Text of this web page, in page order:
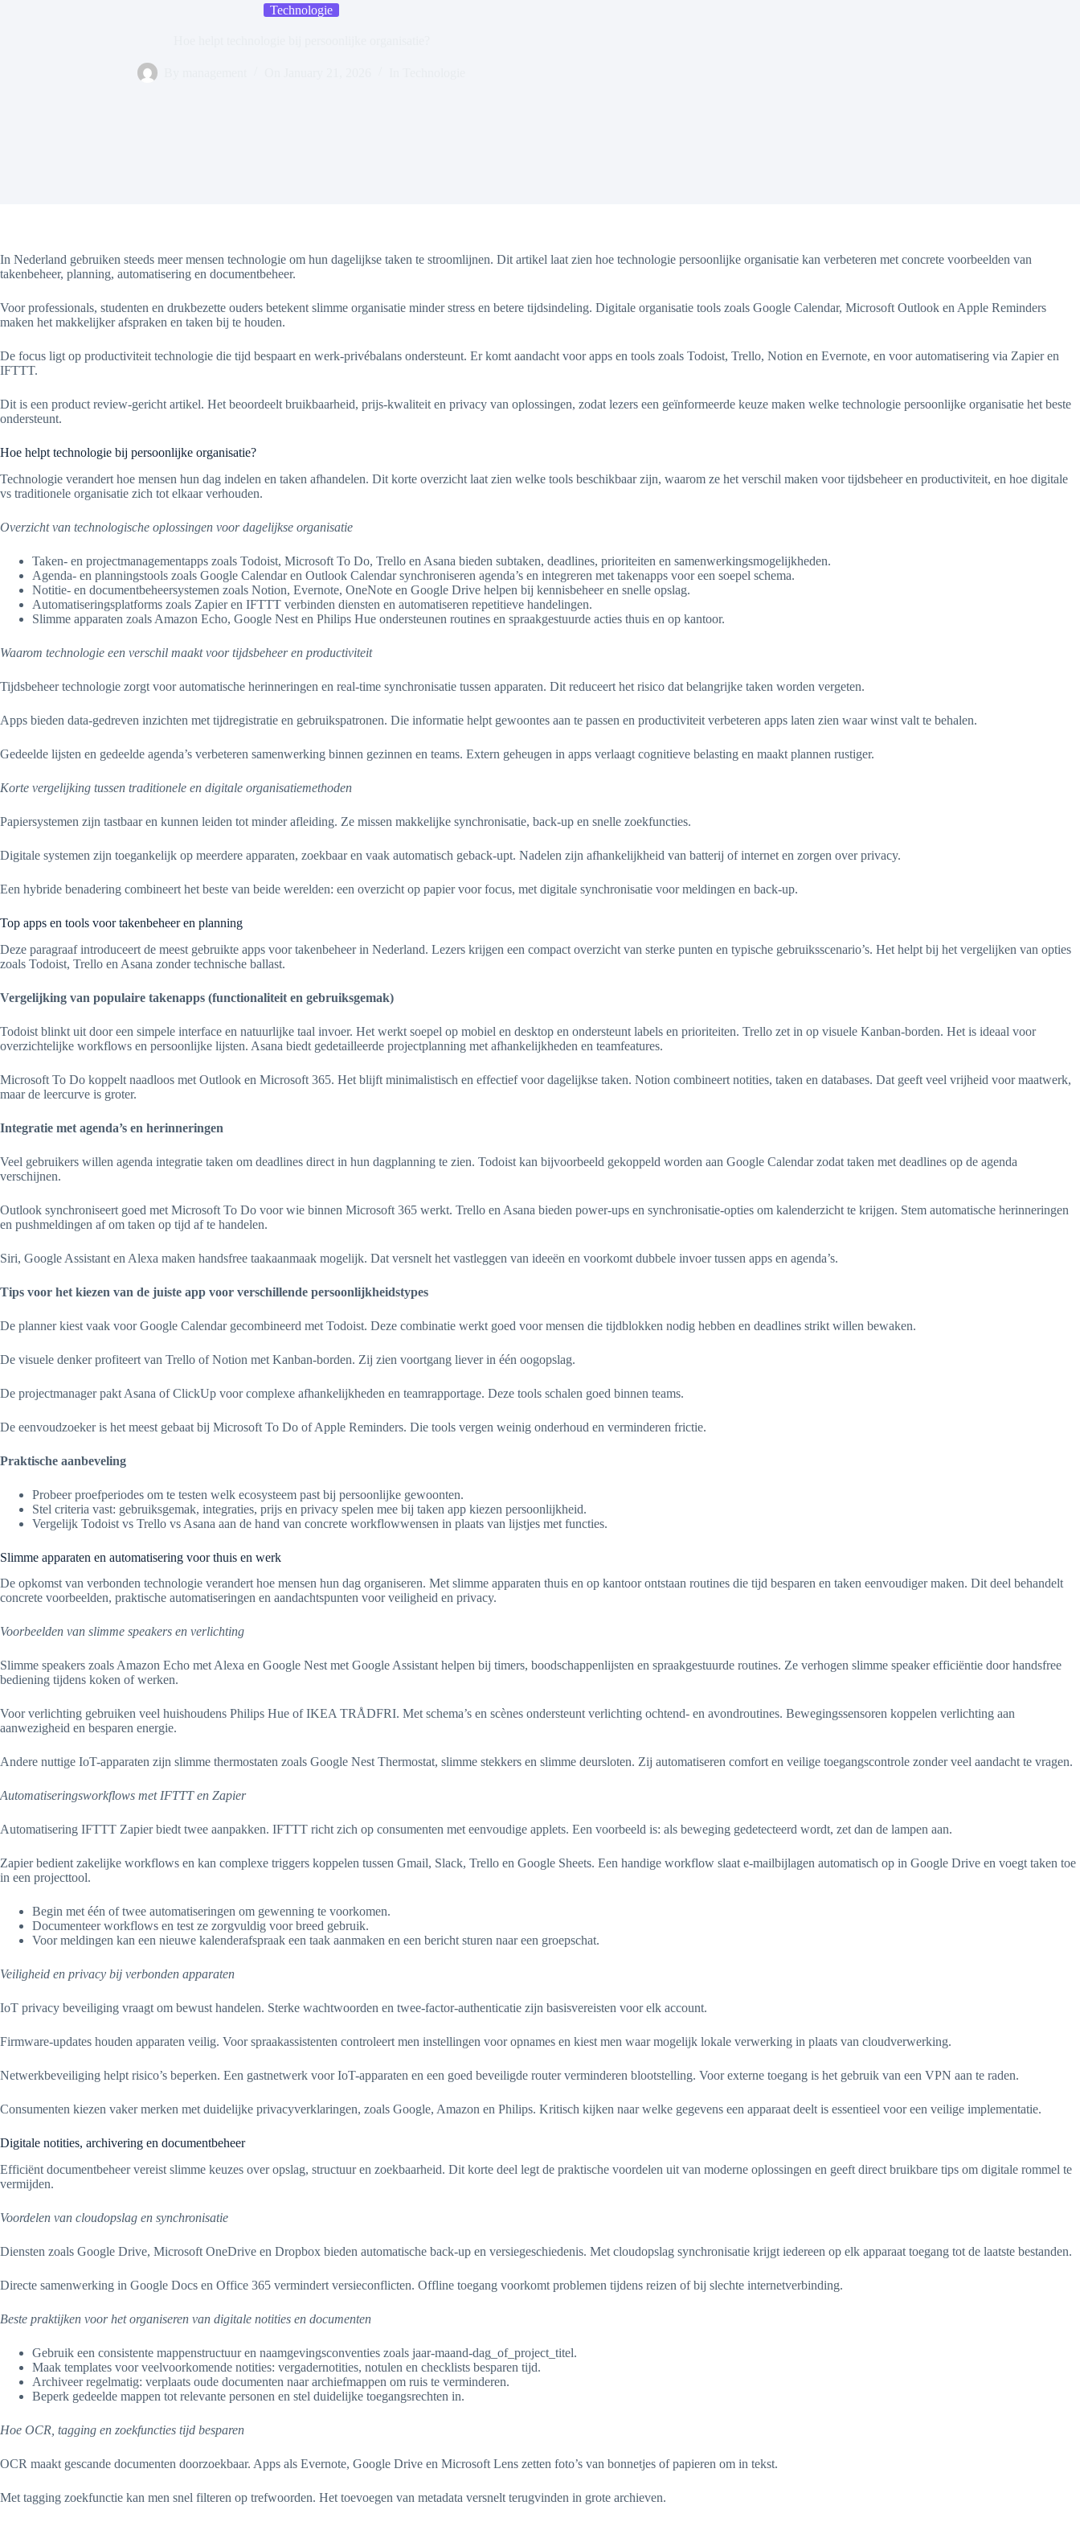
Technologie
In Nederland gebruiken steeds meer mensen technologie om hun dagelijkse taken te stroomlijnen. Dit artikel laat zien hoe technologie persoonlijke organisatie kan verbeteren met concrete voorbeelden van
takenbeheer, planning, automatisering en documentbeheer.
Voor professionals, studenten en drukbezette ouders betekent slimme organisatie minder stress en betere tijdsindeling. Digitale organisatie tools zoals Google Calendar, Microsoft Outlook en Apple Reminders
maken het makkelijker afspraken en taken bij te houden.
De focus ligt op productiviteit technologie die tijd bespaart en werk-privébalans ondersteunt. Er komt aandacht voor apps en tools zoals Todoist, Trello, Notion en Evernote, en voor automatisering via Zapier en
IFTTT.
Dit is een product review-gericht artikel. Het beoordeelt bruikbaarheid, prijs-kwaliteit en privacy van oplossingen, zodat lezers een geïnformeerde keuze maken welke technologie persoonlijke organisatie het beste
ondersteunt.
Hoe helpt technologie bij persoonlijke organisatie?
Technologie verandert hoe mensen hun dag indelen en taken afhandelen. Dit korte overzicht laat zien welke tools beschikbaar zijn, waarom ze het verschil maken voor tijdsbeheer en productiviteit, en hoe digitale
vs traditionele organisatie zich tot elkaar verhouden.
Overzicht van technologische oplossingen voor dagelijkse organisatie
Taken- en projectmanagementapps zoals Todoist, Microsoft To Do, Trello en Asana bieden subtaken, deadlines, prioriteiten en samenwerkingsmogelijkheden.
Agenda- en planningstools zoals Google Calendar en Outlook Calendar synchroniseren agenda’s en integreren met takenapps voor een soepel schema.
Notitie- en documentbeheersystemen zoals Notion, Evernote, OneNote en Google Drive helpen bij kennisbeheer en snelle opslag.
Automatiseringsplatforms zoals Zapier en IFTTT verbinden diensten en automatiseren repetitieve handelingen.
Slimme apparaten zoals Amazon Echo, Google Nest en Philips Hue ondersteunen routines en spraakgestuurde acties thuis en op kantoor.
Waarom technologie een verschil maakt voor tijdsbeheer en productiviteit
Tijdsbeheer technologie zorgt voor automatische herinneringen en real-time synchronisatie tussen apparaten. Dit reduceert het risico dat belangrijke taken worden vergeten.
Apps bieden data-gedreven inzichten met tijdregistratie en gebruikspatronen. Die informatie helpt gewoontes aan te passen en productiviteit verbeteren apps laten zien waar winst valt te behalen.
Gedeelde lijsten en gedeelde agenda’s verbeteren samenwerking binnen gezinnen en teams. Extern geheugen in apps verlaagt cognitieve belasting en maakt plannen rustiger.
Korte vergelijking tussen traditionele en digitale organisatiemethoden
Papiersystemen zijn tastbaar en kunnen leiden tot minder afleiding. Ze missen makkelijke synchronisatie, back-up en snelle zoekfuncties.
Digitale systemen zijn toegankelijk op meerdere apparaten, zoekbaar en vaak automatisch geback-upt. Nadelen zijn afhankelijkheid van batterij of internet en zorgen over privacy.
Een hybride benadering combineert het beste van beide werelden: een overzicht op papier voor focus, met digitale synchronisatie voor meldingen en back-up.
Top apps en tools voor takenbeheer en planning
Deze paragraaf introduceert de meest gebruikte apps voor takenbeheer in Nederland. Lezers krijgen een compact overzicht van sterke punten en typische gebruiksscenario’s. Het helpt bij het vergelijken van opties
zoals Todoist, Trello en Asana zonder technische ballast.
Vergelijking van populaire takenapps (functionaliteit en gebruiksgemak)
Todoist blinkt uit door een simpele interface en natuurlijke taal invoer. Het werkt soepel op mobiel en desktop en ondersteunt labels en prioriteiten. Trello zet in op visuele Kanban-borden. Het is ideaal voor
overzichtelijke workflows en persoonlijke lijsten. Asana biedt gedetailleerde projectplanning met afhankelijkheden en teamfeatures.
Microsoft To Do koppelt naadloos met Outlook en Microsoft 365. Het blijft minimalistisch en effectief voor dagelijkse taken. Notion combineert notities, taken en databases. Dat geeft veel vrijheid voor maatwerk,
maar de leercurve is groter.
Integratie met agenda’s en herinneringen
Veel gebruikers willen agenda integratie taken om deadlines direct in hun dagplanning te zien. Todoist kan bijvoorbeeld gekoppeld worden aan Google Calendar zodat taken met deadlines op de agenda
verschijnen.
Outlook synchroniseert goed met Microsoft To Do voor wie binnen Microsoft 365 werkt. Trello en Asana bieden power-ups en synchronisatie-opties om kalenderzicht te krijgen. Stem automatische herinneringen
en pushmeldingen af om taken op tijd af te handelen.
Siri, Google Assistant en Alexa maken handsfree taakaanmaak mogelijk. Dat versnelt het vastleggen van ideeën en voorkomt dubbele invoer tussen apps en agenda’s.
Tips voor het kiezen van de juiste app voor verschillende persoonlijkheidstypes
De planner kiest vaak voor Google Calendar gecombineerd met Todoist. Deze combinatie werkt goed voor mensen die tijdblokken nodig hebben en deadlines strikt willen bewaken.
De visuele denker profiteert van Trello of Notion met Kanban-borden. Zij zien voortgang liever in één oogopslag.
De projectmanager pakt Asana of ClickUp voor complexe afhankelijkheden en teamrapportage. Deze tools schalen goed binnen teams.
De eenvoudzoeker is het meest gebaat bij Microsoft To Do of Apple Reminders. Die tools vergen weinig onderhoud en verminderen frictie.
Praktische aanbeveling
Probeer proefperiodes om te testen welk ecosysteem past bij persoonlijke gewoonten.
Stel criteria vast: gebruiksgemak, integraties, prijs en privacy spelen mee bij taken app kiezen persoonlijkheid.
Vergelijk Todoist vs Trello vs Asana aan de hand van concrete workflowwensen in plaats van lijstjes met functies.
Slimme apparaten en automatisering voor thuis en werk
De opkomst van verbonden technologie verandert hoe mensen hun dag organiseren. Met slimme apparaten thuis en op kantoor ontstaan routines die tijd besparen en taken eenvoudiger maken. Dit deel behandelt
concrete voorbeelden, praktische automatiseringen en aandachtspunten voor veiligheid en privacy.
Voorbeelden van slimme speakers en verlichting
Slimme speakers zoals Amazon Echo met Alexa en Google Nest met Google Assistant helpen bij timers, boodschappenlijsten en spraakgestuurde routines. Ze verhogen slimme speaker efficiëntie door handsfree
bediening tijdens koken of werken.
Voor verlichting gebruiken veel huishoudens Philips Hue of IKEA TRÅDFRI. Met schema’s en scènes ondersteunt verlichting ochtend- en avondroutines. Bewegingssensoren koppelen verlichting aan
aanwezigheid en besparen energie.
Andere nuttige IoT-apparaten zijn slimme thermostaten zoals Google Nest Thermostat, slimme stekkers en slimme deursloten. Zij automatiseren comfort en veilige toegangscontrole zonder veel aandacht te vragen.
Automatiseringsworkflows met IFTTT en Zapier
Automatisering IFTTT Zapier biedt twee aanpakken. IFTTT richt zich op consumenten met eenvoudige applets. Een voorbeeld is: als beweging gedetecteerd wordt, zet dan de lampen aan.
Zapier bedient zakelijke workflows en kan complexe triggers koppelen tussen Gmail, Slack, Trello en Google Sheets. Een handige workflow slaat e-mailbijlagen automatisch op in Google Drive en voegt taken toe
in een projecttool.
Begin met één of twee automatiseringen om gewenning te voorkomen.
Documenteer workflows en test ze zorgvuldig voor breed gebruik.
Voor meldingen kan een nieuwe kalenderafspraak een taak aanmaken en een bericht sturen naar een groepschat.
Veiligheid en privacy bij verbonden apparaten
IoT privacy beveiliging vraagt om bewust handelen. Sterke wachtwoorden en twee-factor-authenticatie zijn basisvereisten voor elk account.
Firmware-updates houden apparaten veilig. Voor spraakassistenten controleert men instellingen voor opnames en kiest men waar mogelijk lokale verwerking in plaats van cloudverwerking.
Netwerkbeveiliging helpt risico’s beperken. Een gastnetwerk voor IoT-apparaten en een goed beveiligde router verminderen blootstelling. Voor externe toegang is het gebruik van een VPN aan te raden.
Consumenten kiezen vaker merken met duidelijke privacyverklaringen, zoals Google, Amazon en Philips. Kritisch kijken naar welke gegevens een apparaat deelt is essentieel voor een veilige implementatie.
Digitale notities, archivering en documentbeheer
Efficiënt documentbeheer vereist slimme keuzes over opslag, structuur en zoekbaarheid. Dit korte deel legt de praktische voordelen uit van moderne oplossingen en geeft direct bruikbare tips om digitale rommel te
vermijden.
Voordelen van cloudopslag en synchronisatie
Diensten zoals Google Drive, Microsoft OneDrive en Dropbox bieden automatische back-up en versiegeschiedenis. Met cloudopslag synchronisatie krijgt iedereen op elk apparaat toegang tot de laatste bestanden.
Directe samenwerking in Google Docs en Office 365 vermindert versieconflicten. Offline toegang voorkomt problemen tijdens reizen of bij slechte internetverbinding.
Beste praktijken voor het organiseren van digitale notities en documenten
Gebruik een consistente mappenstructuur en naamgevingsconventies zoals jaar-maand-dag_of_project_titel.
Maak templates voor veelvoorkomende notities: vergadernotities, notulen en checklists besparen tijd.
Archiveer regelmatig: verplaats oude documenten naar archiefmappen om ruis te verminderen.
Beperk gedeelde mappen tot relevante personen en stel duidelijke toegangsrechten in.
Hoe OCR, tagging en zoekfuncties tijd besparen
OCR maakt gescande documenten doorzoekbaar. Apps als Evernote, Google Drive en Microsoft Lens zetten foto’s van bonnetjes of papieren om in tekst.
Met tagging zoekfunctie kan men snel filteren op trefwoorden. Het toevoegen van metadata versnelt terugvinden in grote archieven.